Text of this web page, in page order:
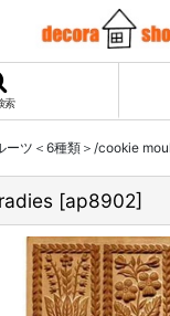
索
ツ＜6種類＞/cookie
[ap8902]